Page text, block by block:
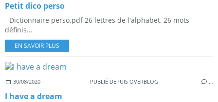
Petit dico perso
- Dictionnaire perso.pdf 26 lettres de l'alphabet, 26 mots
définis...
EN SAVOIR PLUS
30/08/2020 PUBLIÉ DEPUIS OVERBLOG …
I have a dream